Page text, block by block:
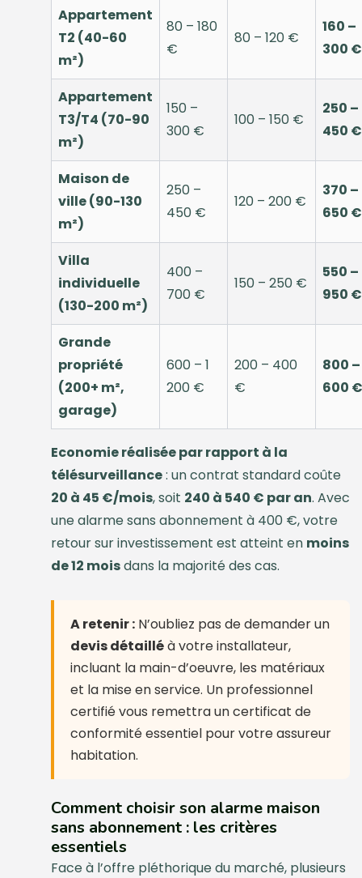
Appartement
T2 (40-60
m²)
80 – 180
€
80 – 120 €
160 –
300 €
Appartement
T3/T4 (70-90
m²)
150 –
300 €
100 – 150 €
250 –
450 €
Maison de
ville (90-130
m²)
250 –
450 €
120 – 200 €
370 –
650 €
Villa
individuelle
(130-200 m²)
400 –
700 €
150 – 250 €
550 –
950 €
Grande
propriété
(200+ m²,
garage)
600 – 1
200 €
200 – 400
€
800 –
600 €
Economie réalisée par rapport à la
télésurveillance: un contrat standard coûte
20 à 45 €/mois, soit 240 à 540 € par an. Avec
une alarme sans abonnement à 400 €, votre
retour sur investissement est atteint en moins
de 12 moisdans la majorité des cas.
A retenir : N’oubliez pas de demander un
devis détailléà votre installateur,
incluant la main-d’oeuvre, les matériaux
et la mise en service. Un professionnel
certifié vous remettra un certificat de
conformité essentiel pour votre assureur
habitation.
Comment choisir son alarme maison
sans abonnement : les critères
essentiels
Face à l’offre pléthorique du marché, plusieurs